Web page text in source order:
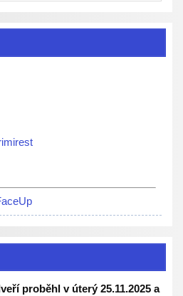
proběhl v úterý 25.11.2025 a